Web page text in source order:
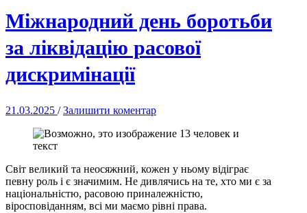
Міжнародний день боротьби
за ліквідацію расової
дискримінації
21.03.2025 /Залишити коментар
Світ великий та неосяжний, кожен у ньому відіграє
певну роль і є значимим. Не дивлячись на те, хто ми є за
національністю, расовою приналежністю,
віросповіданням, всі ми маємо рівні права.